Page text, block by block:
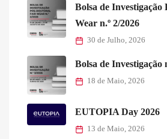
Bolsa de
Wear n.º 2/2026
30 de Julho, 2026
Bolsa de Investigação
18 de Maio, 2026
EUTOPIA Day 2026
13 de Maio, 2026